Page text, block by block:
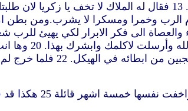
ملاك الرب واقفا عن يمين مذبح البخور. 12 فلما رآه زكريا اضطرب ووقع
شيخ وامرأتي
هذا لانك لم تصدق كلامي الذي
23 ولما كملت ايام